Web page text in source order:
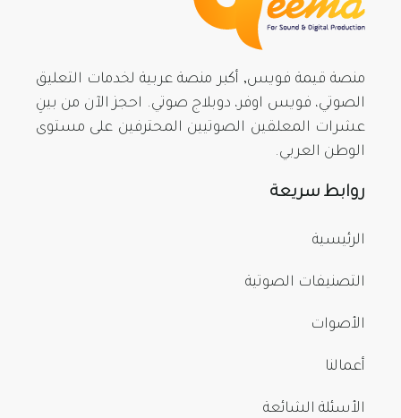
منصة قيمة فويس, أكبر منصة عربية لخدمات التعليق
الصوتي، فويس اوفر، دوبلاج صوتي. احجز الآن من بينِ
عشرات المعلقين الصوتيين المحترفين على مستوى
الوطن العربي.
روابط سريعة
الرئيسية
التصنيفات الصوتية
الأصوات
أعمالنا
الأسئلة الشائعة